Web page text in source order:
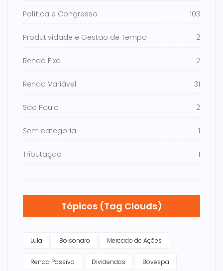
Política e Congresso 103
Produtividade e Gestão de Tempo 2
Renda Fixa 2
Renda Variável 31
São Paulo 2
Sem categoria 1
Tributação 1
Tópicos (Tag Clouds)
Lula Bolsonaro Mercado de Ações
Renda Passiva Dividendos Bovespa